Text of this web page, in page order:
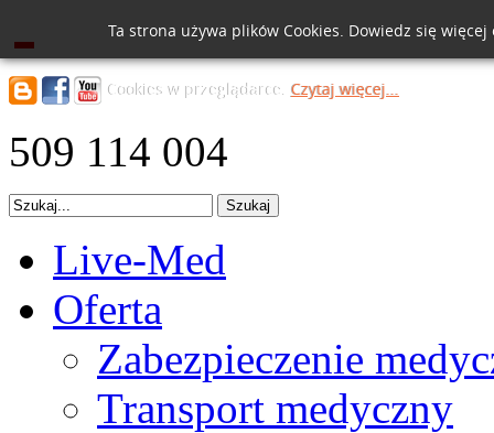
509 114 004
Live-Med
Oferta
Zabezpieczenie
Transport medyczny
Ta strona używa plików Cookies. Dowiedz się
Cookies w przeglądarce. Czytaj więcej...